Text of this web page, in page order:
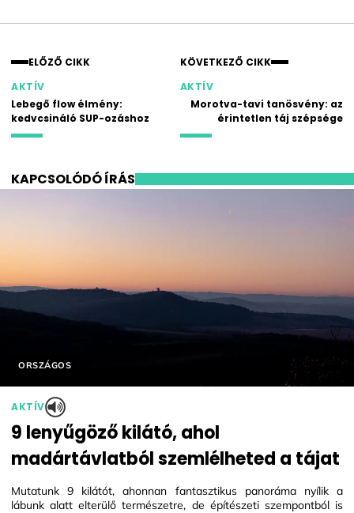
ELŐZŐ CIKK
AKTÍV
Lebegő flow élmény:
kedvcsináló SUP-ozáshoz
KÖVETKEZŐ CIKK
AKTÍV
Morotva-tavi tanösvény: az
érintetlen táj szépsége
KAPCSOLÓDÓ ÍRÁS
Helyszín címkék:
ORSZÁGOS
AKTÍV
9 lenyűgöző kilátó, ahol
madártávlatból szemlélheted a tájat
Mutatunk 9 kilátót, ahonnan fantasztikus panoráma nyílik a
lábunk alatt elterülő természetre, de építészeti szempontból is